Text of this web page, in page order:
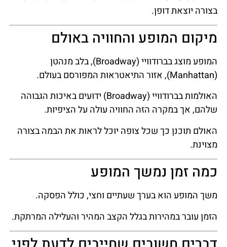
בצורה יוצאת דופן.
מיקום המופע והחוויה באולם
המופע מוצג בברודוויי (Broadway), בלב מנהטן
(Manhattan), אזור התיאטראות המפורסם בעולם.
האולמות בברודוויי (Broadway) ידועים באיכות הגבוהה
שלהם, אך במקרה הזה החוויה עולה על הציפיות.
האולם תוכנן כך שכל צופה יוכל לראות את הבמה בצורה
מצוינת.
כמה זמן נמשך המופע
משך המופע הוא בערך שעתיים וחצי, כולל הפסקה.
הזמן עובר במהירות בגלל הקצב המהיר והעלילה המרתקת.